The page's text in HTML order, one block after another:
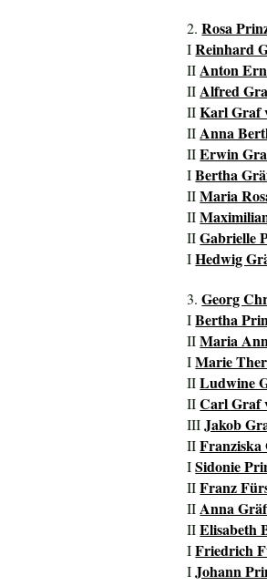
2.Rosa
IReinhard
IIAnton
IIAlfred
IIKarl Graf
IIAnna
IIErwin
IBertha
IIMaria
II
IIGabrielle
IHedwig
3.Georg
IBertha
IIMaria
IMarie
IILudwine
IICarl Graf
IIIJakob
IIFranziska
ISidonie
IIFranz
IIAnna
IIElisabeth
IFriedrich
IJohann